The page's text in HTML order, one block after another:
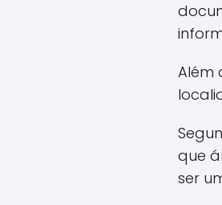
Além
que
ser